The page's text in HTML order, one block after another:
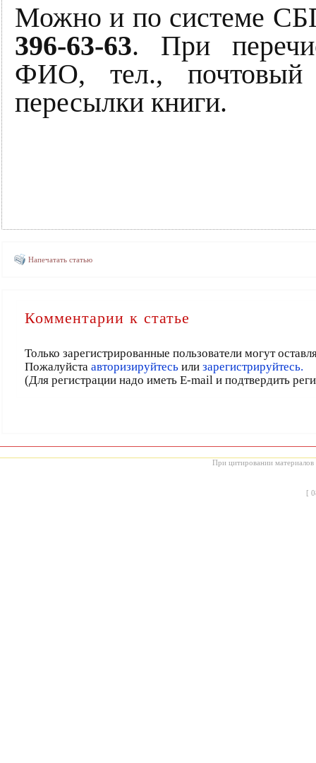
Можно и по системе
396-63-63. При
ФИО, тел., почтовый
пересылки книги.
Напечатать статью
Комментарии к статье
Только зарегистрированные пользователи могут
Пожалуйста авторизируйтесьили зарегистрируйтесь.
(Для регистрации надо иметь E-mail и подтвердить
При цитировании материалов
[